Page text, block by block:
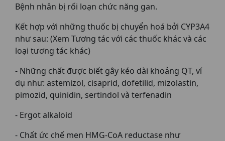
Bệnh nhân bị rối loạn chức năng gan.
Kết hợp với những thuốc bị chuyển hoá bởi CYP3A4
như sau: (Xem Tương tác với các thuốc khác và các
loại tương tác khác)
- Những chất được biết gây kéo dài khoảng QT, ví
dụ như: astemizol, cisaprid, dofetilid, mizolastin,
pimozid, quinidin, sertindol và terfenadin
- Ergot alkaloid
- Chất ức chế men HMG-CoA reductase như